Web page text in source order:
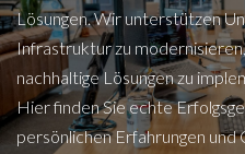
Lösungen. Wir unterstützen
Infrastruktur zu
nachhaltige Lösungen zu
Hier finden Sie echte
persönlichen Erfahrungen und